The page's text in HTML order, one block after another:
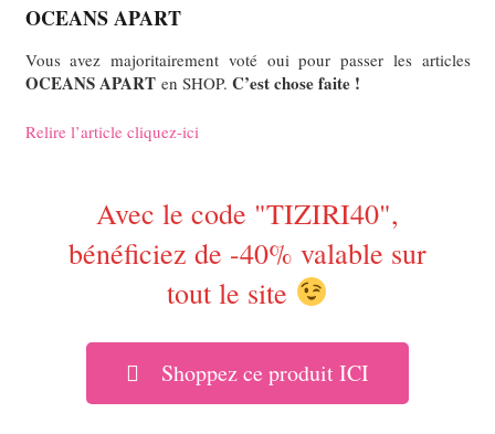
OCEANS APART
Vous avez majoritairement voté oui pour passer les articles
OCEANS APARTen SHOP. C’est chose faite !
Relire l’article cliquez-ici
Avec le code "TIZIRI40",
bénéficiez de -40% valable sur
tout le site
Shoppez ce produit ICI